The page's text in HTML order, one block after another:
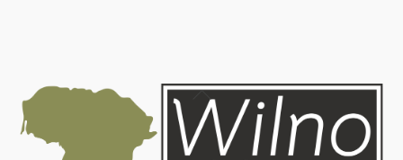
Back
To
Top